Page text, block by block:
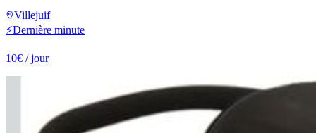
Villejuif
⚡Dernière minute
10€ / jour